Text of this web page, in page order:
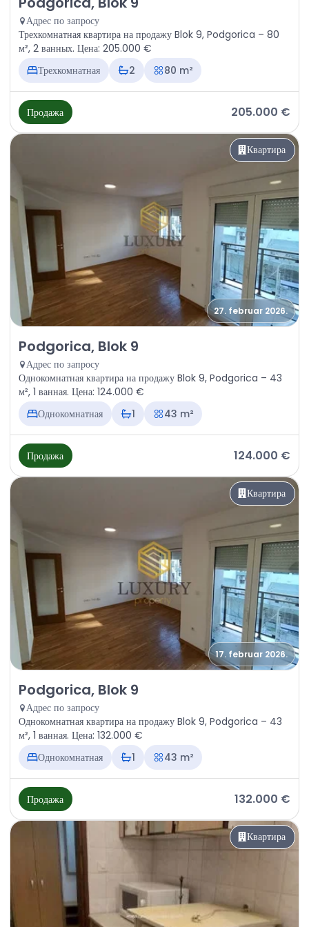
Адрес по запросу
Трехкомнатная квартира на продажу Blok 9, Podgorica – 80
м², 2 ванных. Цена: 205.000 €
Трехкомнатная
2 80 m²
Продажа 205.000 €
Квартира
27. februar 2026.
Продажа - Квартира Podgorica, Blok 9
Podgorica, Blok 9
Адрес по запросу
Однокомнатная квартира на продажу Blok 9, Podgorica – 43
м², 1 ванная. Цена: 124.000 €
Однокомнатная
1 43 m²
Продажа 124.000 €
Квартира
17. februar 2026.
Продажа - Квартира Podgorica, Blok 9
Podgorica, Blok 9
Адрес по запросу
Однокомнатная квартира на продажу Blok 9, Podgorica – 43
м², 1 ванная. Цена: 132.000 €
Однокомнатная
1 43 m²
Продажа 132.000 €
Квартира